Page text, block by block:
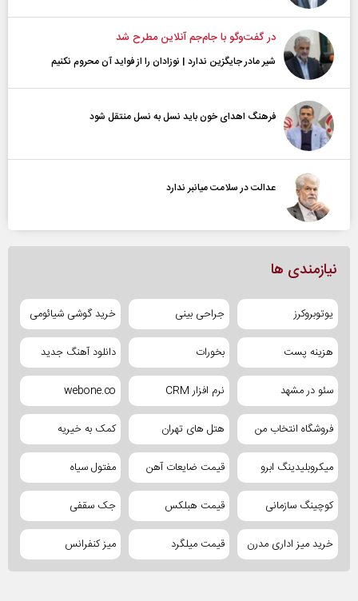
در گفت‌و‌گو با جام‌جم آنلاین مطرح شد
شیر مادر جایگزین ندارد | نوزادان را از فواید آن محروم نکنیم
فرهنگ اهدای خون باید نسل به نسل منتقل شود
عدالت در سلامت میانبر ندارد
نیازمندی ها
یوتوبروکرز جراحی بینی خرید گوشی شیائومی
هزینه پست بخورات دانلود آهنگ جدید
سئو در مشهد نرم افزار CRM webone.co
فروشگاه انتخاب من هتل های تهران کمک به خیریه
میکروبلیدینگ ابرو قیمت ضایعات آهن مفتول سیاه
کوچینگ سازمانی قیمت هبلکس جک سقفی
خرید میز اداری مدرن قیمت میلگرد میز کنفرانس